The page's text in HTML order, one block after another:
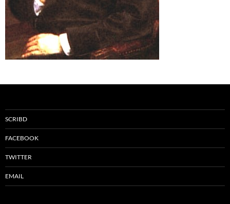
SCRIBD
FACEBOOK
TWITTER
EMAIL